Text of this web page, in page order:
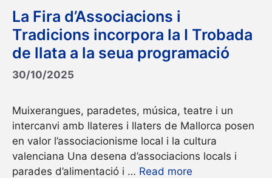
La Fira d’Associacions i
Tradicions incorpora la I Trobada
de llata a la seua programació
30/10/2025
Muixerangues, paradetes, música, teatre i un
intercanvi amb llateres i llaters de Mallorca posen
en valor l’associacionisme local i la cultura
valenciana Una desena d’associacions locals i
parades d’alimentació i … Read more